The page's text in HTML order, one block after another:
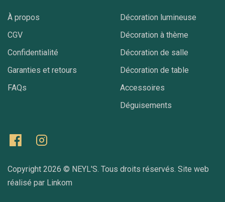
À propos
CGV
Confidentialité
Garanties et retours
FAQs
Décoration lumineuse
Décoration à thème
Décoration de salle
Décoration de table
Accessoires
Déguisements
Copyright 2026 © NEYL'S. Tous droits réservés. Site web
réalisé par Linkom